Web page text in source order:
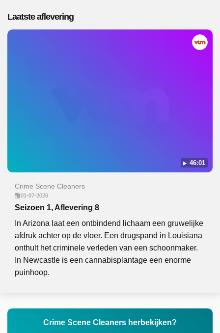
Laatste aflevering
46:01
Crime Scene Cleaners
01-07-2026
Seizoen 1, Aflevering 8
In Arizona laat een ontbindend lichaam een gruwelijke
afdruk achter op de vloer. Een drugspand in Louisiana
onthult het criminele verleden van een schoonmaker.
In Newcastle is een cannabisplantage een enorme
puinhoop.
Crime Scene Cleaners herbekijken?